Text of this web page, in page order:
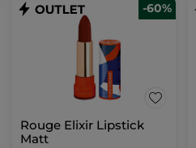
-60%
Rouge Elixir Lipstick
Matt